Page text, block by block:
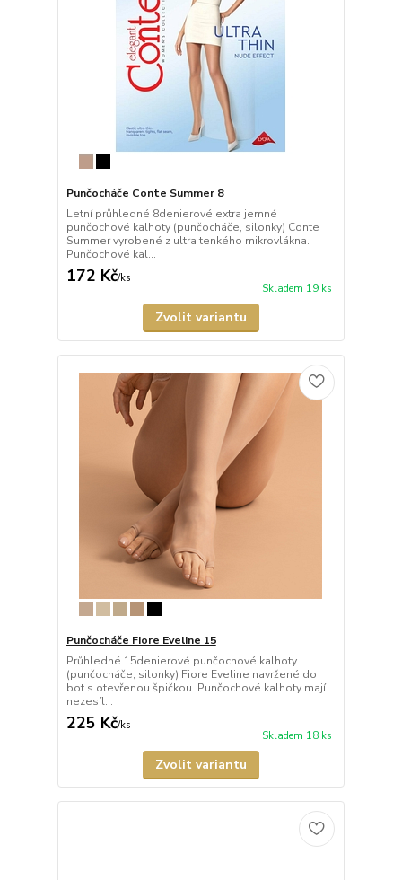
Punčocháče Conte Summer 8
Letní průhledné 8denierové extra jemné
punčochové kalhoty (punčocháče, silonky) Conte
Summer vyrobené z ultra tenkého mikrovlákna.
Punčochové kal...
172 Kč/ks
Skladem 19 ks
Zvolit variantu
Punčocháče Fiore Eveline 15
Průhledné 15denierové punčochové kalhoty
(punčocháče, silonky) Fiore Eveline navržené do
bot s otevřenou špičkou. Punčochové kalhoty mají
nezesíl...
225 Kč/ks
Skladem 18 ks
Zvolit variantu